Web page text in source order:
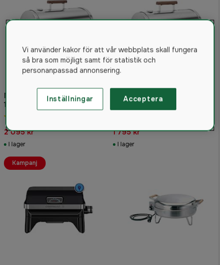
Muurikka Elektrisk Rökugn
1200W Pro
2 095 kr
I lager
Muurikka Elektrisk Rökugn
1 795 kr
I lager
Kampanj
Vi använder kakor för att vår webbplats skall fungera
så bra som möjligt samt för statistik och
personanpassad annonsering.
Inställningar Acceptera